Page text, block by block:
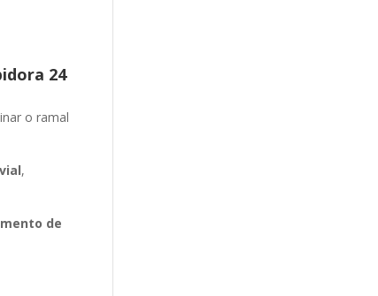
24
o ramal
,
de